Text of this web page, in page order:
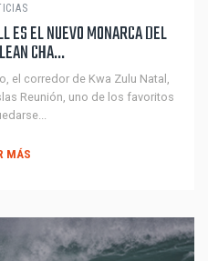
ES EL NUEVO MONARCA DEL
CHA...
el corredor de Kwa Zulu Natal,
Reunión, uno de los favoritos
MÁS